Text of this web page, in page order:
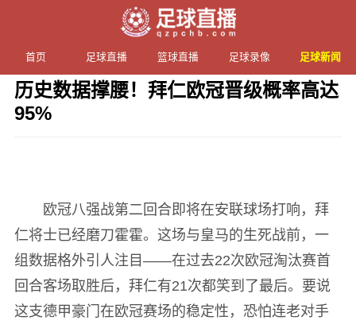
首页 足球直播 篮球直播 足球录像 足球新闻
历史数据撑腰！拜仁欧冠晋级概率高达
95%
欧冠八强战第二回合即将在安联球场打响，拜
仁将士已经磨刀霍霍。这场与皇马的生死战前，一
组数据格外引人注目——在过去22次欧冠淘汰赛首
回合客场取胜后，拜仁有21次都笑到了最后。要说
这支德甲豪门在欧冠赛场的稳定性，恐怕连老对手